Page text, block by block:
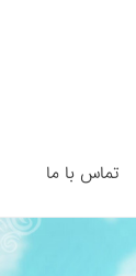
تماس با ما
Shop برگه نمونه